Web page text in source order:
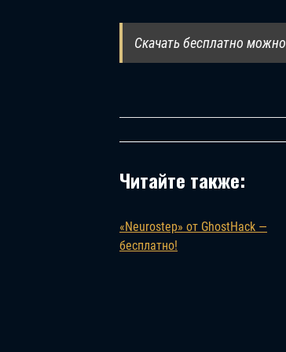
Скачать бесплатно
Читайте также:
«Neurostep» от GhostHack —
бесплатно!